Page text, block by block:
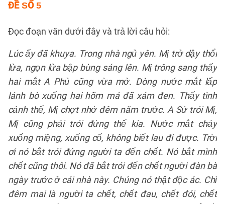
ĐỀ SỐ 5
Đọc đoạn văn dưới đây và trả lời câu hỏi:
Lúc ấy đã khuya. Trong nhà ngủ yên. Mị trở dậy thổi
lửa, ngọn lửa bập bùng sáng lên. Mị trông sang thấy
hai mắt A Phủ cũng vừa mở. Dòng nước mắt lấp
lánh bò xuống hai hõm má đã xám đen. Thấy tình
cảnh thế, Mị chợt nhớ đêm năm trước. A Sử trói Mị,
Mị cũng phải trói đứng thế kia. Nước mắt chảy
xuống miệng, xuống cổ, không biết lau đi được. Trời
ơi nó bắt trói đứng người ta đến chết. Nó bắt mình
chết cũng thôi. Nó đã bắt trói đến chết người đàn bà
ngày trước ở cái nhà này. Chúng nó thật độc ác. Chỉ
đêm mai là người ta chết, chết đau, chết đói, chết